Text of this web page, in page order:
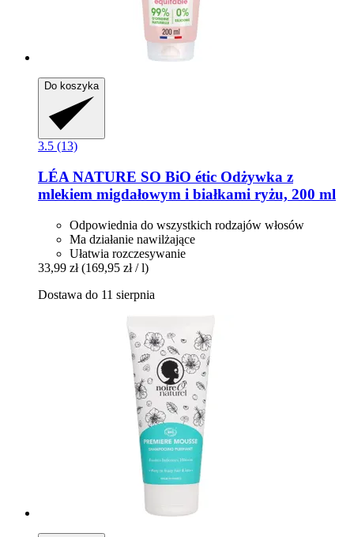
Do koszyka
3.5 (13)
LÉA NATURE SO BiO étic Odżywka z
mlekiem migdałowym i białkami ryżu, 200 ml
Odpowiednia do wszystkich rodzajów włosów
Ma działanie nawilżające
Ułatwia rozczesywanie
33,99 zł (169,95 zł / l)
Dostawa do 11 sierpnia